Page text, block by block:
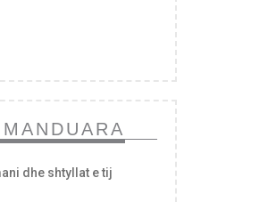
dhe shtyllat e tij